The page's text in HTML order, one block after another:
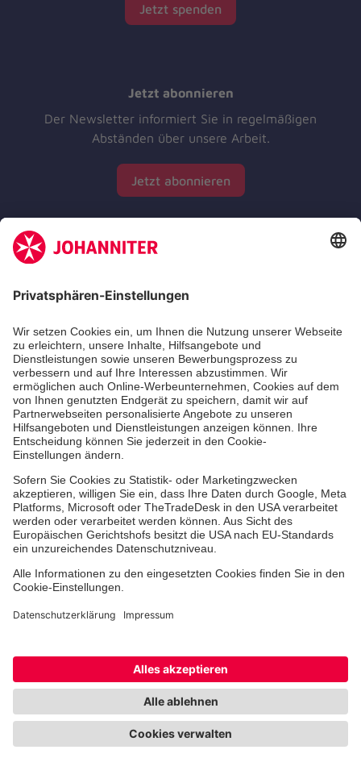
Jetzt spenden
Jetzt abonnieren
Der Newsletter informiert Sie in regelmäßigen
Abständen über unsere Arbeit.
Jetzt abonnieren
Zertifizierung der Johanniter-Unfall-Hilfe e.V.
Aus- & Fortbildungen
Erste-Hilfe-Kurse
Jobs & Ehrenamt
Freiwilligendienst
Spendenprojekte
Einrichtungen
Cookie-Einstellungen Datenschutz Barrierefreiheit
Impressum Kontakt Widerruf